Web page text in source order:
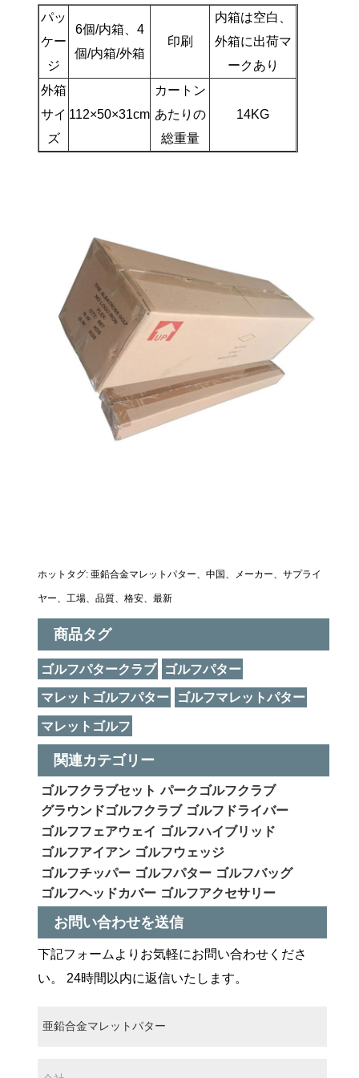
パッ
ケー
ジ
6個/内箱、4
個/内箱/外箱
印刷
内箱は空白、
外箱に出荷マ
ークあり
外箱
サイ
ズ
112×50×31cm
カートン
あたりの
総重量
14KG
ホットタグ: 亜鉛合金マレットパター、中国、メーカー、サプライ
ヤー、工場、品質、格安、最新
商品タグ
ゴルフパタークラブ ゴルフパター
マレットゴルフパター ゴルフマレットパター
マレットゴルフ
関連カテゴリー
ゴルフクラブセット パークゴルフクラブ
グラウンドゴルフクラブ ゴルフドライバー
ゴルフフェアウェイ ゴルフハイブリッド
ゴルフアイアン ゴルフウェッジ
ゴルフチッパー ゴルフパター ゴルフバッグ
ゴルフヘッドカバー ゴルフアクセサリー
お問い合わせを送信
下記フォームよりお気軽にお問い合わせくださ
い。 24時間以内に返信いたします。